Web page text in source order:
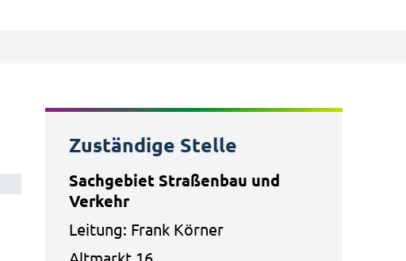
Zuständige Stelle
Sachgebiet Straßenbau und
Verkehr
Leitung: Frank Körner